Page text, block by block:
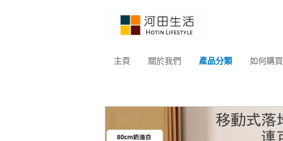
主頁 關於我們 產品分類 如何購買